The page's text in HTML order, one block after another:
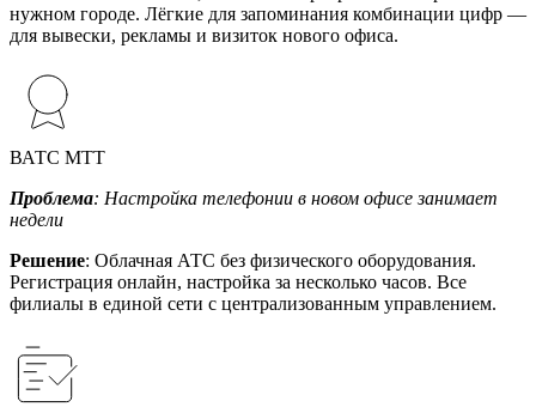
нужном городе. Лёгкие для запоминания комбинации цифр —
для вывески, рекламы и визиток нового офиса.
ВАТС МТТ
Проблема: Настройка телефонии в новом офисе занимает
недели
Решение: Облачная АТС без физического оборудования.
Регистрация онлайн, настройка за несколько часов. Все
филиалы в единой сети с централизованным управлением.